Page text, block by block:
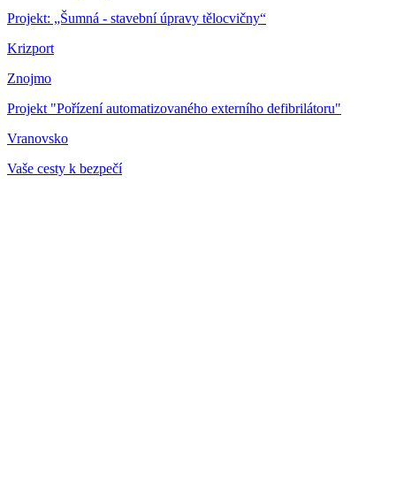
Projekt: „Šumná - stavební úpravy tělocvičny“
Krizport
Znojmo
Projekt "Pořízení automatizovaného externího defibrilátoru"
Vranovsko
Vaše cesty k bezpečí